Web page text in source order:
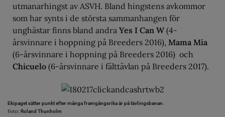
utmanarhingst av ASVH. Bland hingstens avkommor
som har synts i de största sammanhangen för
unghästar finns bland andra Yes I Can W (4-
årsvinnare i hoppning på Breeders 2016), Mama Mia
(6-årsvinnare i hoppning på Breeders 2016) och
Chicuelo (6-årsvinnare i fälttävlan på Breeders 2017).
Ekipaget sätter punkt efter många framgångsrika år på tävlingsbanan.
Foto: Roland Thunholm